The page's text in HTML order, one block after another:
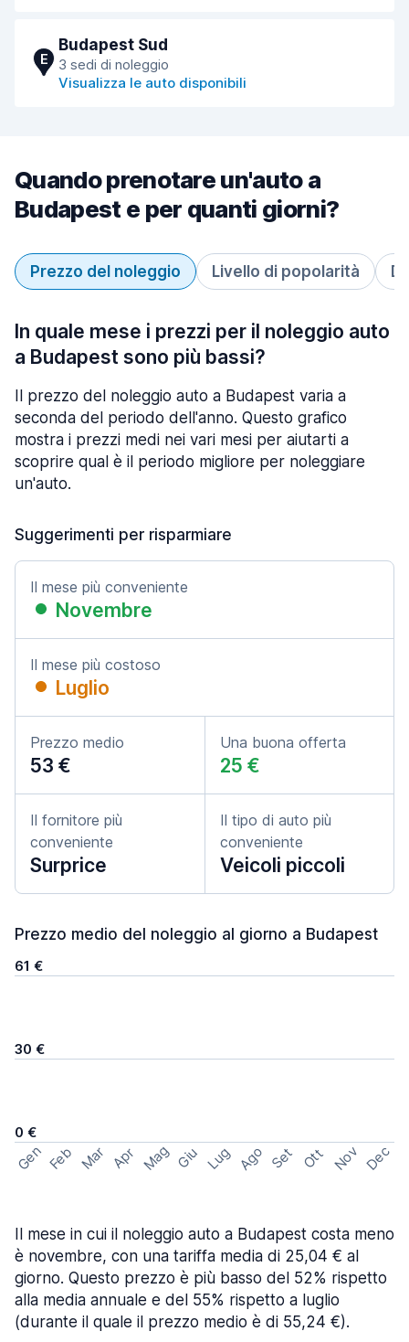
E
Budapest Sud
3 sedi di noleggio
Visualizza le auto disponibili
Quando prenotare un'auto a
Budapest e per quanti giorni?
Prezzo del noleggio Livello di popolarità
In quale mese i prezzi per il noleggio auto
a Budapest sono più bassi?
Il prezzo del noleggio auto a Budapest varia a
seconda del periodo dell'anno. Questo grafico
mostra i prezzi medi nei vari mesi per aiutarti a
scoprire qual è il periodo migliore per noleggiare
un'auto.
Suggerimenti per risparmiare
Il mese più conveniente
Novembre
Il mese più costoso
Luglio
Prezzo medio
53 €
Una buona offerta
25 €
Il fornitore più
conveniente
Surprice
Il tipo di auto più
conveniente
Veicoli piccoli
Prezzo medio del noleggio al giorno a Budapest
61 €
30 €
0 €
Gen Feb Mar Apr Mag Giu Lug Ago Set Ott Nov Dec
Il mese in cui il noleggio auto a Budapest costa meno
è novembre, con una tariffa media di 25,04 € al
giorno. Questo prezzo è più basso del 52% rispetto
alla media annuale e del 55% rispetto a luglio
(durante il quale il prezzo medio è di 55,24 €).